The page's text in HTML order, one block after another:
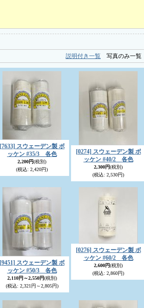
説明付き一覧 写真のみ一覧
[7633] スウェーデン製 ボ
ッケン #35/3 各色
2,200円(税別)
(税込: 2,420円)
[0274] スウェーデン製 ボ
ッケン #40/2 各色
2,300円(税別)
(税込: 2,530円)
[9451] スウェーデン製 ボ
ッケン #50/3 各色
2,110円～2,550円(税別)
(税込: 2,321円～2,805円)
[0276] スウェーデン製 ボ
ッケン #60/2 各色
2,600円(税別)
(税込: 2,860円)